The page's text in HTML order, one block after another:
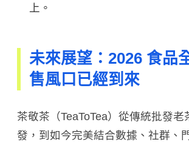
上。
未來展望：2026 食品
售風口已經到來
茶敬茶（TeaToTea）從傳統批發老
發，到如今完美結合數據、社群、